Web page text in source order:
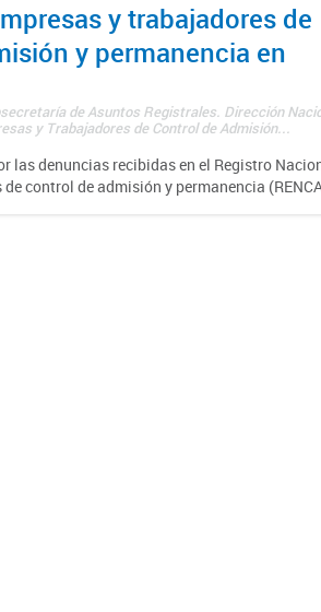
y trabajadores de
y permanencia en
de Asuntos Registrales. Dirección
y Trabajadores de Control de Admisión...
las denuncias recibidas en el Registro
control de admisión y permanencia